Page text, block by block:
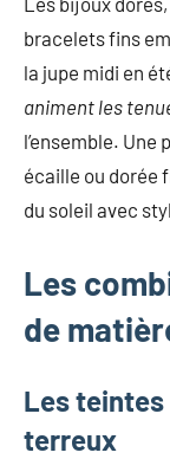
bracelets fins
la jupe midi en
animent les
l’ensemble.
écaille ou dorée
du soleil avec
Les
de
Les
terreux